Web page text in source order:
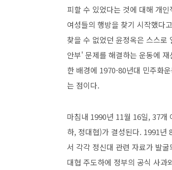
피할 수 있었다는 것에 대해 개
여성들의 행방을 찾기 시작했다
찾을 수 없었던 윤정옥은 스스로
안부' 문제를 해결하는 운동에
한 배경에 1970-80년대 민주화
는 점이다.
마침내 1990년 11월 16일, 37개
하, 정대협)가 결성된다. 1991년
서 각각 정신대 관련 자료가 발
대협 주도하에 정부의 공식 사과